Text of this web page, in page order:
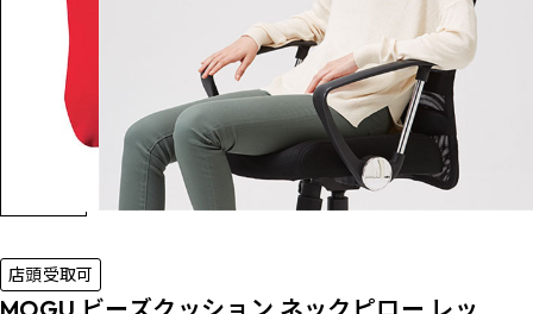
店頭受取可